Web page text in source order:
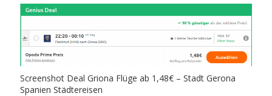
Screenshot Deal Griona Flüge ab 1,48€ – Stadt Gerona
Spanien Städtereisen